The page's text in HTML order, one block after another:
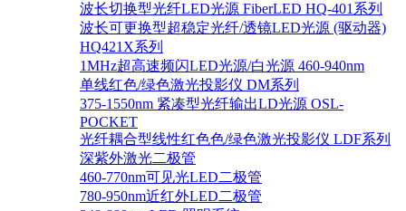
波长切换型光纤LED光源 FiberLED HQ-401系列
波长可更换型超稳定光纤/透镜LED光源 (驱动器)
HQ421X系列
1MHz超高速频闪LED光源/白光源 460-940nm
单线红色/绿色激光投影仪 DM系列
375-1550nm 紧凑型光纤输出LD光源 OSL-
POCKET
光纤耦合型线性红色色/绿色激光投影仪 LDF系列
深紫外激光二极管
460-770nm可见光LED二极管
780-950nm近红外LED二极管